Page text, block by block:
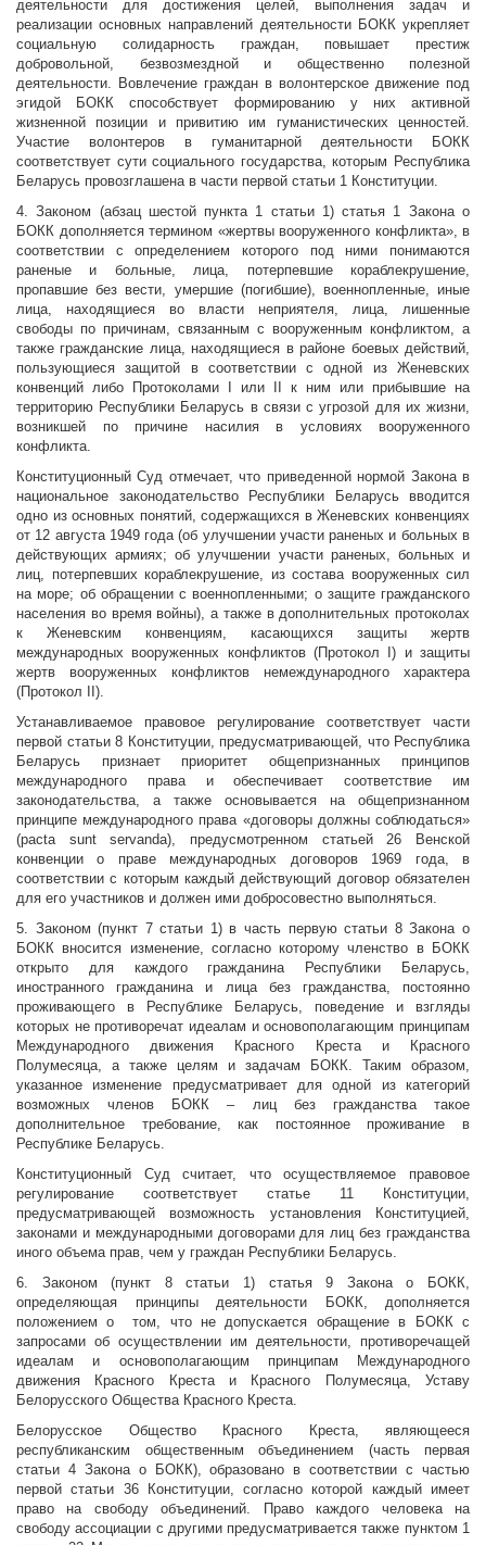
деятельности для достижения целей, выполнения задач и
реализации основных направлений деятельности БОКК укрепляет
социальную солидарность граждан, повышает престиж
добровольной, безвозмездной и общественно полезной
деятельности. Вовлечение граждан в волонтерское движение под
эгидой БОКК способствует формированию у них активной
жизненной позиции и привитию им гуманистических ценностей.
Участие волонтеров в гуманитарной деятельности БОКК
соответствует сути социального государства, которым Республика
Беларусь провозглашена в части первой статьи 1 Конституции.
4. Законом (абзац шестой пункта 1 статьи 1) статья 1 Закона о
БОКК дополняется термином «жертвы вооруженного конфликта», в
соответствии с определением которого под ними понимаются
раненые и больные, лица, потерпевшие кораблекрушение,
пропавшие без вести, умершие (погибшие), военнопленные, иные
лица, находящиеся во власти неприятеля, лица, лишенные
свободы по причинам, связанным с вооруженным конфликтом, а
также гражданские лица, находящиеся в районе боевых действий,
пользующиеся защитой в соответствии с одной из Женевских
конвенций либо Протоколами I или II к ним или прибывшие на
территорию Республики Беларусь в связи с угрозой для их жизни,
возникшей по причине насилия в условиях вооруженного
конфликта.
Конституционный Суд отмечает, что приведенной нормой Закона в
национальное законодательство Республики Беларусь вводится
одно из основных понятий, содержащихся в Женевских конвенциях
от 12 августа 1949 года (об улучшении участи раненых и больных в
действующих армиях; об улучшении участи раненых, больных и
лиц, потерпевших кораблекрушение, из состава вооруженных сил
на море; об обращении с военнопленными; о защите гражданского
населения во время войны), а также в дополнительных протоколах
к Женевским конвенциям, касающихся защиты жертв
международных вооруженных конфликтов (Протокол I) и защиты
жертв вооруженных конфликтов немеждународного характера
(Протокол II).
Устанавливаемое правовое регулирование соответствует части
первой статьи 8 Конституции, предусматривающей, что Республика
Беларусь признает приоритет общепризнанных принципов
международного права и обеспечивает соответствие им
законодательства, а также основывается на общепризнанном
принципе международного права «договоры должны соблюдаться»
(pacta sunt servanda), предусмотренном статьей 26 Венской
конвенции о праве международных договоров 1969 года, в
соответствии с которым каждый действующий договор обязателен
для его участников и должен ими добросовестно выполняться.
5. Законом (пункт 7 статьи 1) в часть первую статьи 8 Закона о
БОКК вносится изменение, согласно которому членство в БОКК
открыто для каждого гражданина Республики Беларусь,
иностранного гражданина и лица без гражданства, постоянно
проживающего в Республике Беларусь, поведение и взгляды
которых не противоречат идеалам и основополагающим принципам
Международного движения Красного Креста и Красного
Полумесяца, а также целям и задачам БОКК. Таким образом,
указанное изменение предусматривает для одной из категорий
возможных членов БОКК – лиц без гражданства такое
дополнительное требование, как постоянное проживание в
Республике Беларусь.
Конституционный Суд считает, что осуществляемое правовое
регулирование соответствует статье 11 Конституции,
предусматривающей возможность установления Конституцией,
законами и международными договорами для лиц без гражданства
иного объема прав, чем у граждан Республики Беларусь.
6. Законом (пункт 8 статьи 1) статья 9 Закона о БОКК,
определяющая принципы деятельности БОКК, дополняется
положением о том, что не допускается обращение в БОКК с
запросами об осуществлении им деятельности, противоречащей
идеалам и основополагающим принципам Международного
движения Красного Креста и Красного Полумесяца, Уставу
Белорусского Общества Красного Креста.
Белорусское Общество Красного Креста, являющееся
республиканским общественным объединением (часть первая
статьи 4 Закона о БОКК), образовано в соответствии с частью
первой статьи 36 Конституции, согласно которой каждый имеет
право на свободу объединений. Право каждого человека на
свободу ассоциации с другими предусматривается также пунктом 1